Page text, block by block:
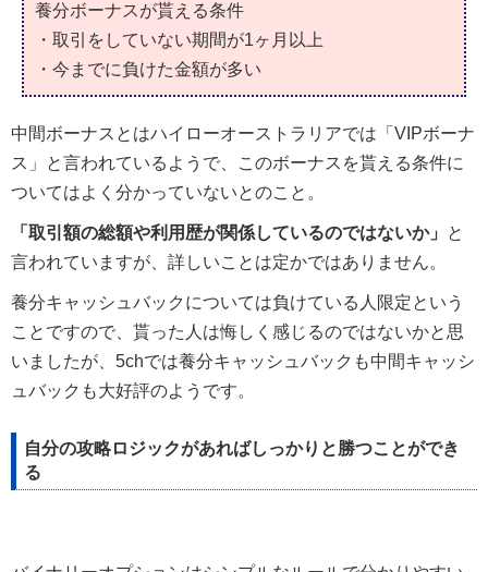
養分ボーナスが貰える条件
・取引をしていない期間が1ヶ月以上
・今までに負けた金額が多い
中間ボーナスとはハイローオーストラリアでは「VIPボーナ
ス」と言われているようで、このボーナスを貰える条件に
ついてはよく分かっていないとのこと。
「取引額の総額や利用歴が関係しているのではないか」
と
言われていますが、詳しいことは定かではありません。
養分キャッシュバックについては負けている人限定という
ことですので、貰った人は悔しく感じるのではないかと思
いましたが、5chでは養分キャッシュバックも中間キャッシ
ュバックも大好評のようです。
自分の攻略ロジックがあればしっかりと勝つことができ
る